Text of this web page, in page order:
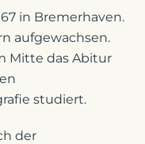
in Bremerhaven.
aufgewachsen.
Mitte das Abitur
studiert.
der